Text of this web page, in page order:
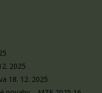
2025
18. 12. 2025